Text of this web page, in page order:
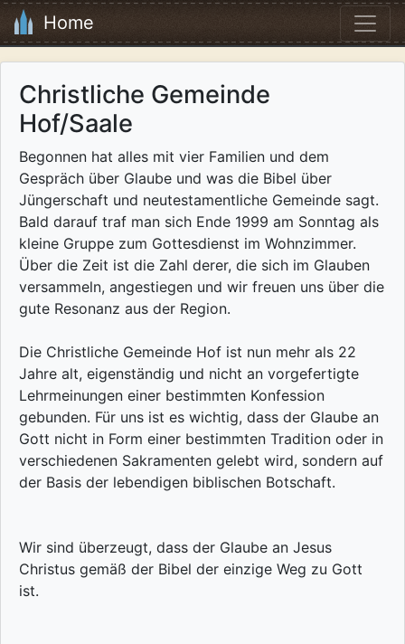
Home
Christliche Gemeinde
Hof/Saale
Begonnen hat alles mit vier Familien und dem
Gespräch über Glaube und was die Bibel über
Jüngerschaft und neutestamentliche Gemeinde sagt.
Bald darauf traf man sich Ende 1999 am Sonntag als
kleine Gruppe zum Gottesdienst im Wohnzimmer.
Über die Zeit ist die Zahl derer, die sich im Glauben
versammeln, angestiegen und wir freuen uns über die
gute Resonanz aus der Region.
Die Christliche Gemeinde Hof ist nun mehr als 22
Jahre alt, eigenständig und nicht an vorgefertigte
Lehrmeinungen einer bestimmten Konfession
gebunden. Für uns ist es wichtig, dass der Glaube an
Gott nicht in Form einer bestimmten Tradition oder in
verschiedenen Sakramenten gelebt wird, sondern auf
der Basis der lebendigen biblischen Botschaft.
Wir sind überzeugt, dass der Glaube an Jesus
Christus gemäß der Bibel der einzige Weg zu Gott
ist.